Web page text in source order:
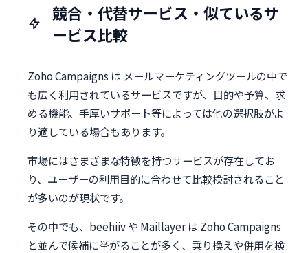
競合・代替サービス・似ているサ
ービス比較
Zoho Campaigns は メールマーケティングツールの中で
も広く利用されているサービスですが、目的や予算、求
める機能、手厚いサポート等によっては他の選択肢がよ
り適している場合もあります。
市場にはさまざまな特徴を持つサービスが存在してお
り、ユーザーの利用目的に合わせて比較検討されること
が多いのが現状です。
その中でも、beehiiv や Maillayer は Zoho Campaigns
と並んで候補に挙がることが多く、乗り換えや併用を検